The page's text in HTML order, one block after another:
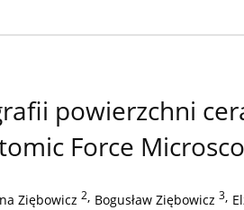
powierzchni
Force
Ziębowicz 2, Bogusław Ziębowicz 3,